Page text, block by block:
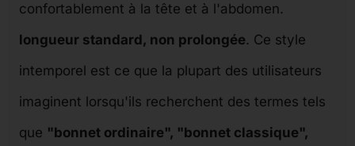
confortablement à la tête et à l'abdomen.
longueur standard, non prolongée. Ce style
intemporel est ce que la plupart des utilisateurs
imaginent lorsqu'ils recherchent des termes tels
que "bonnet ordinaire", "bonnet classique",